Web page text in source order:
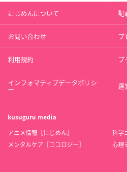
アニメイト限定セット
【価格】
3,740円(税込)
2021年4月24日(土)
アニメイト限定セット仕様：B6アク
アニメイト
にじめんについて 記
お問い合わせ プ
利用規約 プ
インフォマティブデータポリシ
ー 運
kusuguru media
アニメ情報［にじめん］
科学
メンタルケア［ココロジー］
心理